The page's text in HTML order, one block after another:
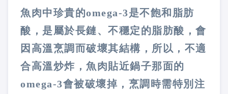
魚肉中珍貴的omega-3是不飽和脂肪
酸，是屬於長鏈、不穩定的脂肪酸，會
因高溫烹調而破壞其結構，所以，不適
合高溫炒炸，魚肉貼近鍋子那面的
omega-3會被破壞掉，烹調時需特別注